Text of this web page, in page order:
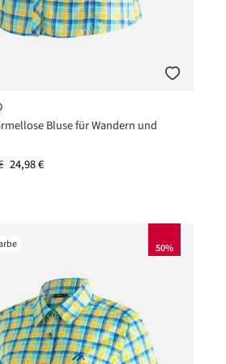
von 5 von 5 Sternen
Bluse für Wandern und
24,98 €
50%